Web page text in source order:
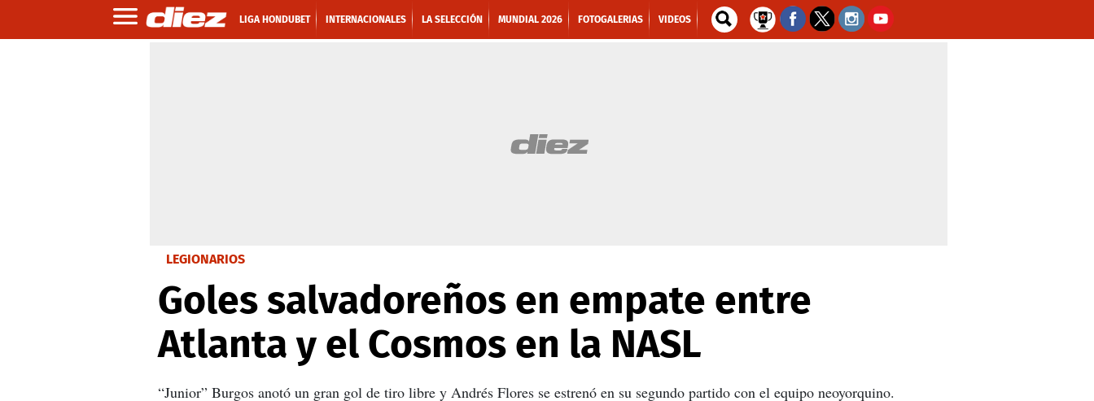
LIGA HONDUBET INTERNACIONALES LA SELECCIÓN MUNDIAL 2026 FOTOGALERIAS VIDEOS
LEGIONARIOS
Goles salvadoreños en empate entre
Atlanta y el Cosmos en la NASL
“Junior” Burgos anotó un gran gol de tiro libre y Andrés Flores se estrenó en su segundo partido con el equipo neoyorquino.